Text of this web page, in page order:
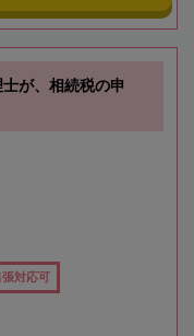
が、相続税の申
対応可